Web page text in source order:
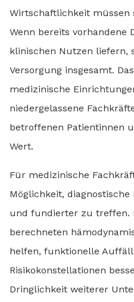
Wirtschaftlichkeit müssen
Wenn bereits vorhandene
klinischen Nutzen liefern,
Versorgung insgesamt.
medizinische
niedergelassene
betroffenen Patientinnen
Wert.
Für medizinische
Möglichkeit,
und fundierter zu treffen.
berechneten
helfen, funktionelle
Risikokonstellationen
Dringlichkeit weiterer